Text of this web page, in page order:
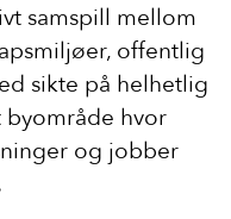
samspill mellom
offentlig
sikte på helhetlig
byområde hvor
og jobber